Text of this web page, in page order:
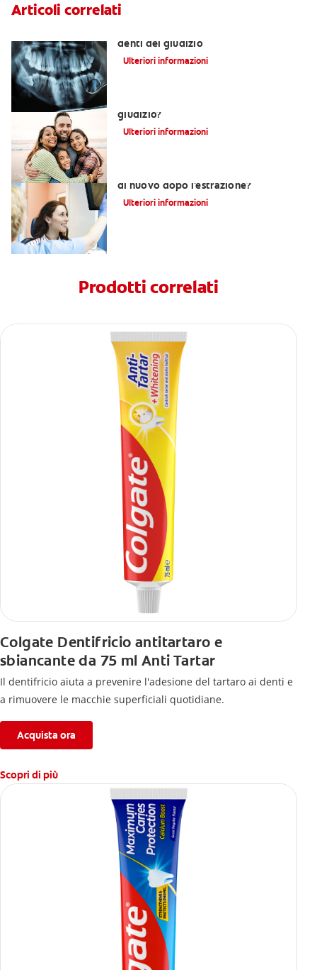
Articoli correlati
denti del giudizio
Ulteriori informazioni
giudizio?
Ulteriori informazioni
di nuovo dopo l'estrazione?
Ulteriori informazioni
Prodotti correlati
Colgate Dentifricio antitartaro e
sbiancante da 75 ml Anti Tartar
Il dentifricio aiuta a prevenire l'adesione del tartaro ai denti e
a rimuovere le macchie superficiali quotidiane.
Acquista ora
Scopri di più